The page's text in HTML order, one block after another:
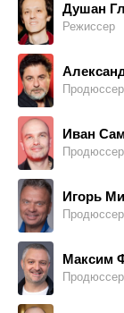
Душан
Режиссер
Продюссер
Иван
Продюссер
Игорь
Продюссер
Максим
Продюссер